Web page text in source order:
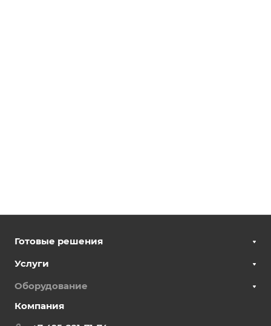
Готовые решения
Услуги
Оборудование
Компания